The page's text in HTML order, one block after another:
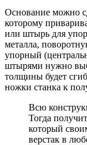
Основание можно
которому
или штырь для
металла,
упорный
штырями нужно
толщины будет
ножки станка к
Всю
Тогда
который
верстак в